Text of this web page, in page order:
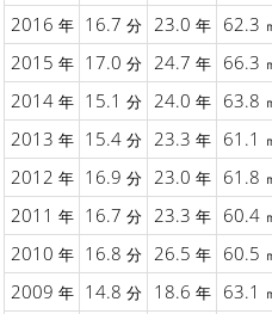
2016 年 16.7 分 23.0 年 62.3
2015 年 17.0 分 24.7 年 66.3
2014 年 15.1 分 24.0 年 63.8
2013 年 15.4 分 23.3 年 61.1
2012 年 16.9 分 23.0 年 61.8
2011 年 16.7 分 23.3 年 60.4
2010 年 16.8 分 26.5 年 60.5
2009 年 14.8 分 18.6 年 63.1